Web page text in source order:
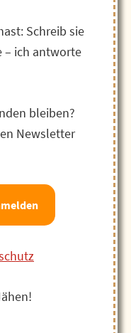
Schreib sie
– ich antworte
bleiben?
Newsletter